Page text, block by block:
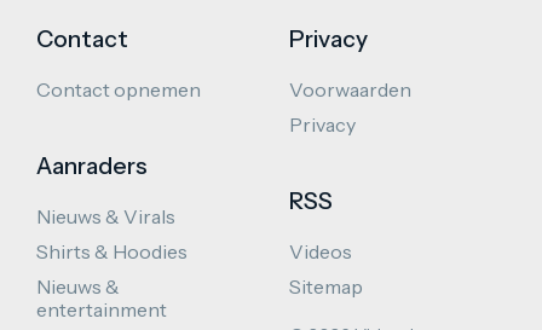
Contact
Contact opnemen
Aanraders
Nieuws & Virals
Shirts & Hoodies
Nieuws &
entertainment
Privacy
Voorwaarden
Privacy
RSS
Videos
Sitemap